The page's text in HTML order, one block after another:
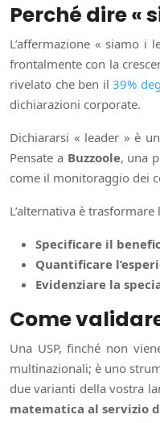
Perché dire «
L’affermazione « siamo i
frontalmente con la
rivelato che ben il39%
dichiarazioni corporate.
Dichiararsi « leader » è
Pensate a Buzzoole, una
come il monitoraggio dei
L’alternativa è
Specificare il
Quantificare
Evidenziare la
Come
Una USP, finché non
multinazionali; è uno
due varianti della vostra
matematica al servizio